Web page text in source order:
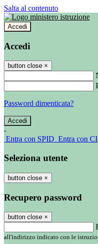
Salta al contenuto
Accedi
Accedi
button close ×
Password dimenticata?
-
Entra con SPID Entra con
Seleziona utente
button close ×
Recupero password
button close ×
all'indirizzo indicato con le